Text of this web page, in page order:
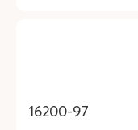
16200-97